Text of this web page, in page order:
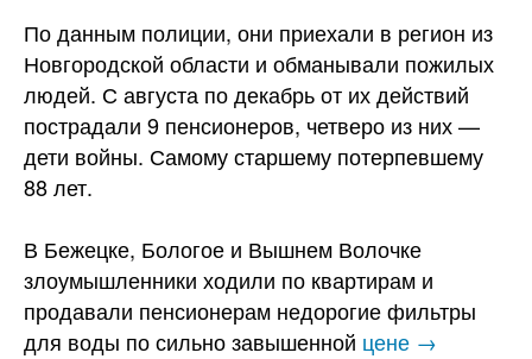
По данным полиции, они приехали в регион из
Новгородской области и обманывали пожилых
людей. С августа по декабрь от их действий
пострадали 9 пенсионеров, четверо из них —
дети войны. Самому старшему потерпевшему
88 лет.
В Бежецке, Бологое и Вышнем Волочке
злоумышленники ходили по квартирам и
продавали пенсионерам недорогие фильтры
для воды по сильно завышенной цене →